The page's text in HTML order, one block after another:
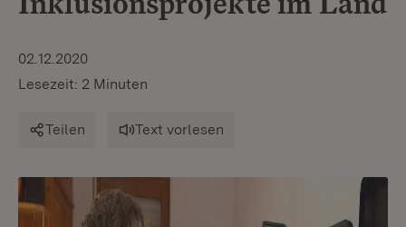
02.12.2020
Lesezeit: 2 Minuten
Teilen Text vorlesen